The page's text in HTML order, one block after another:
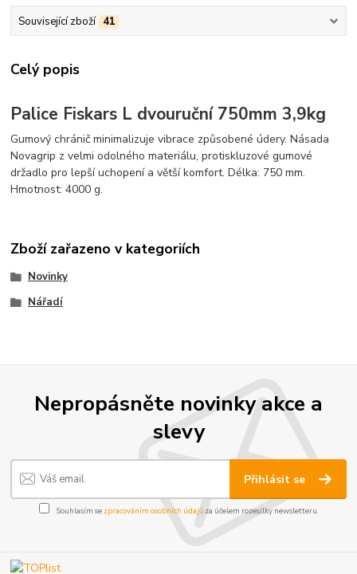
Související zboží 41
Celý popis
Palice Fiskars L dvouruční 750mm 3,9kg
Gumový chránič minimalizuje vibrace způsobené údery. Násada
Novagrip z velmi odolného materiálu, protiskluzové gumové
držadlo pro lepší uchopení a větší komfort. Délka: 750 mm.
Hmotnost: 4000 g.
Zboží zařazeno v kategoriích
Novinky
Nářadí
Nepropásněte novinky akce a
slevy
Přihlásit se
Souhlasím se zpracováním osobních údajůza účelem rozesílky newsletteru.